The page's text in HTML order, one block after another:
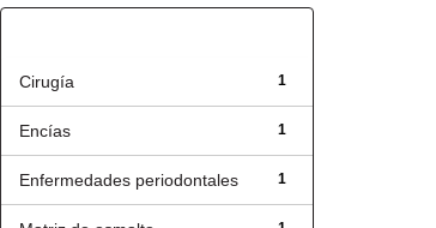
1
Cirugía
1
Encías
1
Enfermedades periodontales